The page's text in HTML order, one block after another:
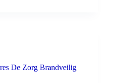
De Zorg Brandveilig